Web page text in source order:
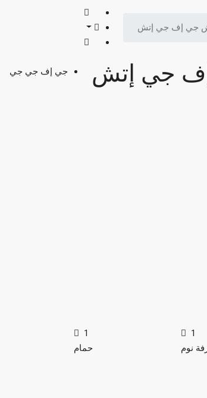
جي إف جي إتش
جي إتش جي إف جي جي
1
نوم
1
حمام